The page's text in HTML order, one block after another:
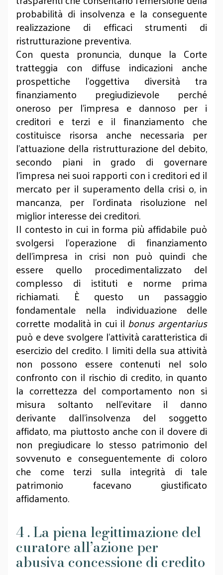
probabilità di insolvenza e la conseguente
realizzazione di efficaci strumenti di
ristrutturazione preventiva.
Con questa pronuncia, dunque la Corte
tratteggia con diffuse indicazioni anche
prospettiche l’oggettiva diversità tra
finanziamento pregiudizievole perché
oneroso per l’impresa e dannoso per i
creditori e terzi e il finanziamento che
costituisce risorsa anche necessaria per
l’attuazione della ristrutturazione del debito,
secondo piani in grado di governare
l’impresa nei suoi rapporti con i creditori ed il
mercato per il superamento della crisi o, in
mancanza, per l’ordinata risoluzione nel
miglior interesse dei creditori.
Il contesto in cui in forma più affidabile può
svolgersi l’operazione di finanziamento
dell’impresa in crisi non può quindi che
essere quello procedimentalizzato del
complesso di istituti e norme prima
richiamati. È questo un passaggio
fondamentale nella individuazione delle
corrette modalità in cui il bonus argentarius
può e deve svolgere l’attività caratteristica di
esercizio del credito. I limiti della sua attività
non possono essere contenuti nel solo
confronto con il rischio di credito, in quanto
la correttezza del comportamento non si
misura soltanto nell’evitare il danno
derivante dall’insolvenza del soggetto
affidato, ma piuttosto anche con il dovere di
non pregiudicare lo stesso patrimonio del
sovvenuto e conseguentemente di coloro
che come terzi sulla integrità di tale
patrimonio facevano giustificato
affidamento.
4 . La piena legittimazione del
curatore all’azione per
abusiva concessione di credito